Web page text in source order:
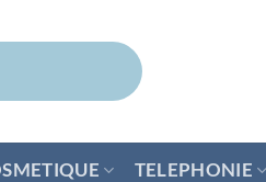
TELEPHONIE